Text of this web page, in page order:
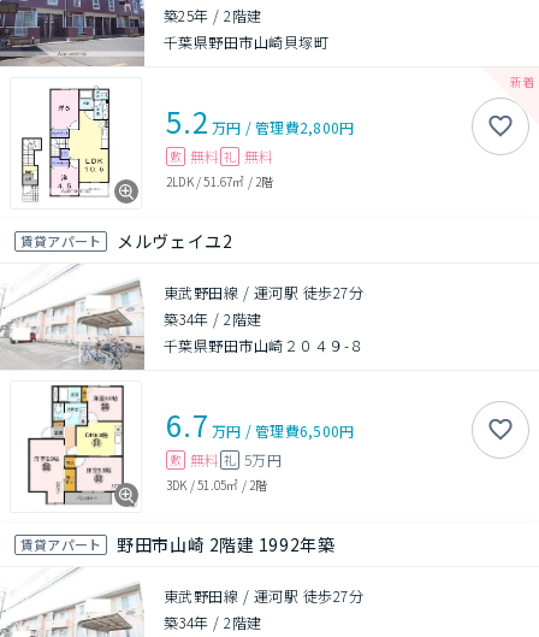
築25年 /2階建
千葉県野田市山崎貝塚町
5.2 万円 /管理費2,800円
敷 無料 礼 無料
2LDK/51.67㎡ / 2階
賃貸アパート メルヴェイユ2
東武野田線 / 運河駅 徒歩27分
築34年 /2階建
千葉県野田市山崎２０４９-８
6.7 万円 /管理費6,500円
敷 無料 礼 5万円
3DK /51.05㎡ / 2階
賃貸アパート 野田市山崎 2階建 1992年築
東武野田線 / 運河駅 徒歩27分
築34年 /2階建